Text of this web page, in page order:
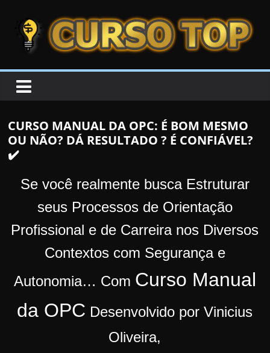
CURSOTOP
s
e
l
s
CURSO MANUAL DA OPC: É BOM MESMO
OU NÃO? DÁ RESULTADO ? É CONFIÁVEL?
✔️
Se você realmente busca Estruturar
seus Processos de Orientação
Profissional e de Carreira nos Diversos
Contextos com Segurança e
Autonomia… Com Curso Manual
da OPC Desenvolvido por Vinicius
Oliveira,